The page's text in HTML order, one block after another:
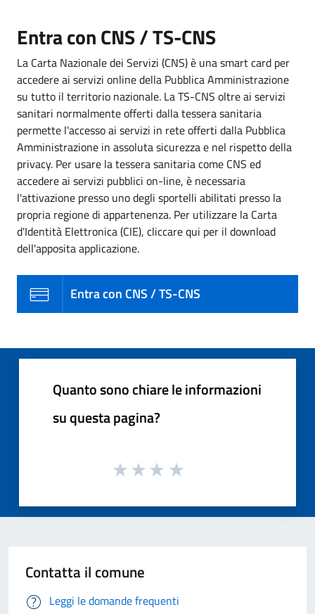
Entra con CNS / TS-CNS
La Carta Nazionale dei Servizi (CNS) è una smart card per
accedere ai servizi online della Pubblica Amministrazione
su tutto il territorio nazionale. La TS-CNS oltre ai servizi
sanitari normalmente offerti dalla tessera sanitaria
permette l'accesso ai servizi in rete offerti dalla Pubblica
Amministrazione in assoluta sicurezza e nel rispetto della
privacy. Per usare la tessera sanitaria come CNS ed
accedere ai servizi pubblici on-line, è necessaria
l'attivazione presso uno degli sportelli abilitati presso la
propria regione di appartenenza. Per utilizzare la Carta
d'Identità Elettronica (CIE), cliccare qui per il download
dell'apposita applicazione.
Entra con CNS / TS-CNS
Quanto sono chiare le informazioni
su questa pagina?
Contatta il comune
Leggi le domande frequenti